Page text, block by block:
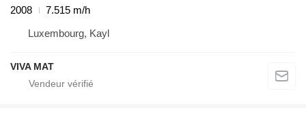
2008
7.515 m/h
Luxembourg, Kayl
VIVA MAT